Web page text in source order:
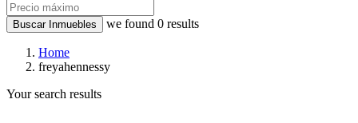
Buscar Inmuebles we found 0 results
Home
freyahennessy
Your search results